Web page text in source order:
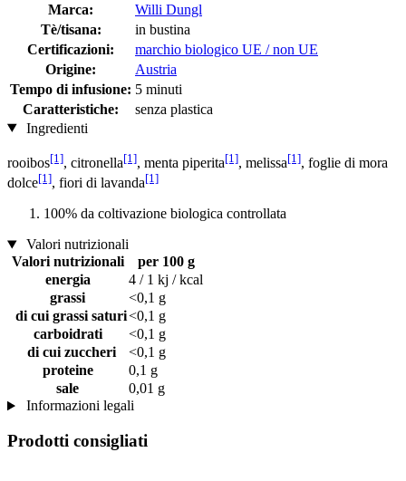
Marca:
Willi Dungl
Tè/tisana:
in bustina
Certificazioni:
marchio biologico UE / non UE
Origine:
Austria
Tempo di infusione: 5 minuti
Caratteristiche:
senza plastica
Ingredienti
rooibos[1], citronella[1], menta piperita[1], melissa[1], foglie di mora
dolce[1], fiori di lavanda[1]
100% da coltivazione biologica controllata
Valori nutrizionali
Valori nutrizionali
per 100 g
energia
4 / 1 kj / kcal
grassi
<0,1 g
di cui grassi saturi<0,1 g
carboidrati
<0,1 g
di cui zuccheri
<0,1 g
proteine
0,1 g
sale
0,01 g
Informazioni legali
Prodotti consigliati